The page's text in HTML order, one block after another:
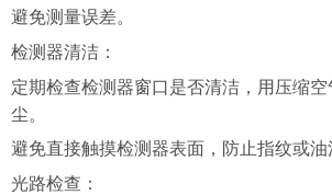
避免测量误差。
检测器清洁：
定期检查检测器窗口是否清洁，用压缩
尘。
避免直接触摸检测器表面，防止指纹或油
光路检查：